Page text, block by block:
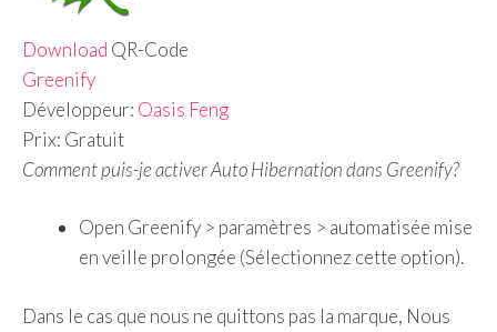
Download QR-Code
Greenify
Développeur: Oasis Feng
Prix: Gratuit
Comment puis-je activer Auto Hibernation dans Greenify?
Open Greenify > paramètres > automatisée mise
en veille prolongée (Sélectionnez cette option).
Dans le cas que nous ne quittons pas la marque, Nous